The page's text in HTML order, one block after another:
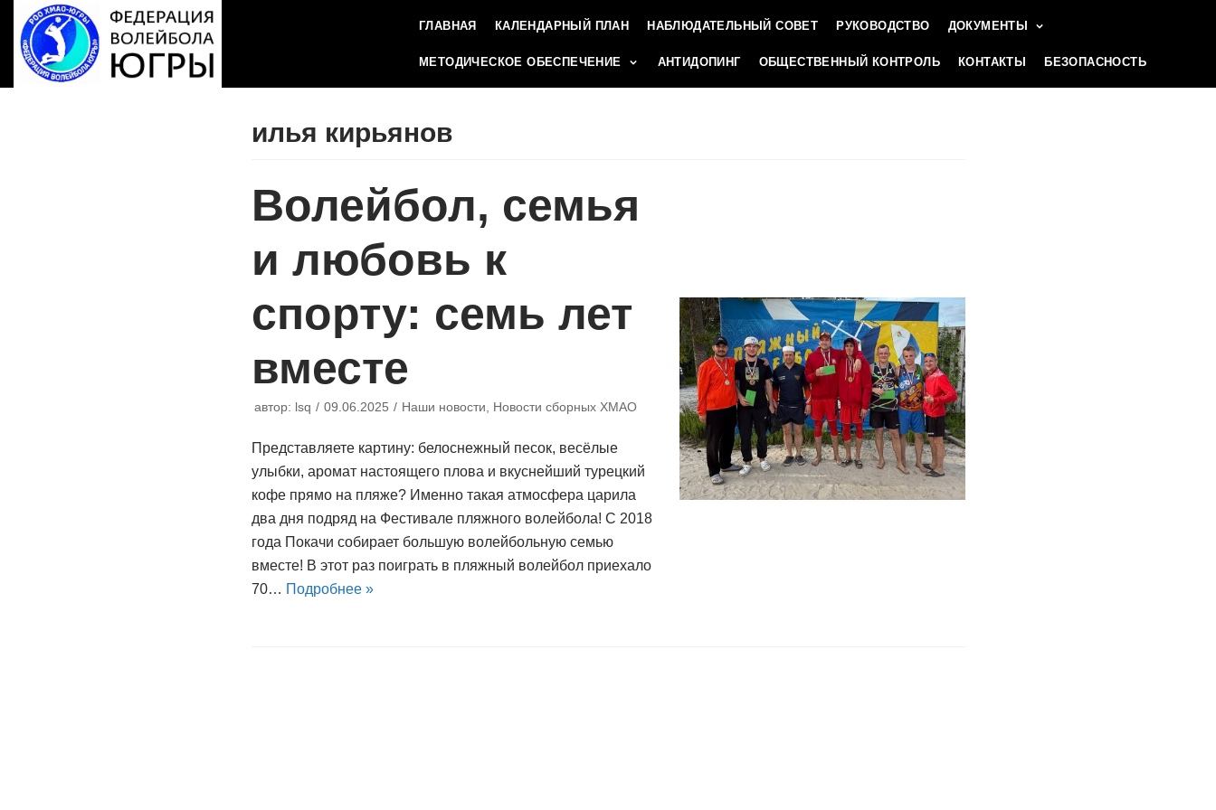
Перейти
к
содержимому
ГЛАВНАЯ КАЛЕНДАРНЫЙ ПЛАН НАБЛЮДАТЕЛЬНЫЙ СОВЕТ РУКОВОДСТВО ДОКУМЕНТЫ
МЕТОДИЧЕСКОЕ ОБЕСПЕЧЕНИЕ АНТИДОПИНГ ОБЩЕСТВЕННЫЙ КОНТРОЛЬ КОНТАКТЫ БЕЗОПАСНОСТЬ
илья кирьянов
Волейбол, семья
и любовь к
спорту: семь лет
вместе
автор: lsq 09.06.2025 Наши новости, Новости сборных ХМАО
Представляете картину: белоснежный песок, весёлые
улыбки, аромат настоящего плова и вкуснейший турецкий
кофе прямо на пляже? Именно такая атмосфера царила
два дня подряд на Фестивале пляжного волейбола! С 2018
года Покачи собирает большую волейбольную семью
вместе! В этот раз поиграть в пляжный волейбол приехало
70… Подробнее »